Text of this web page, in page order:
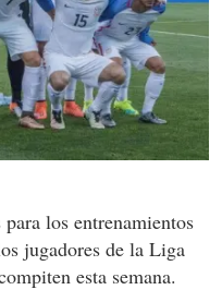
los entrenamientos
jugadores de la Liga
esta semana.